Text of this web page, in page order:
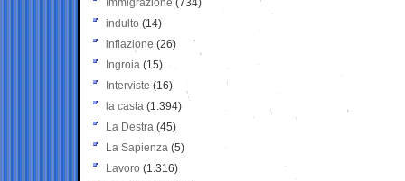
Immigrazione (734)
indulto (14)
inflazione (26)
Ingroia (15)
Interviste (16)
la casta (1.394)
La Destra (45)
La Sapienza (5)
Lavoro (1.316)